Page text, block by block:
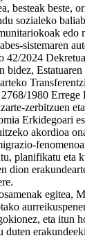
besteak beste,
sozialeko
edo
sistemaren
42/2024
bidez,
1980 Errege
zerbitzuen
Erkidegoari
akordioa
planifikatu eta
dion
egitea,
eta itun
duten